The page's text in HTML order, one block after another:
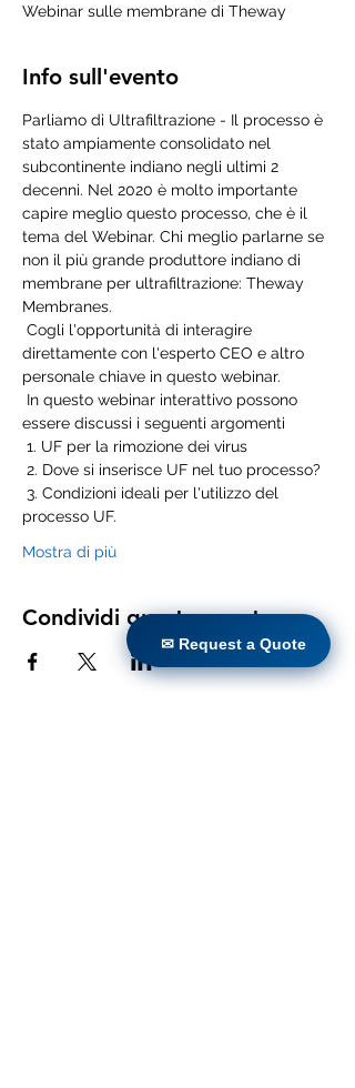
Webinar sulle membrane di Theway
Info sull'evento
Parliamo di Ultrafiltrazione - Il processo è
stato ampiamente consolidato nel
subcontinente indiano negli ultimi 2
decenni. Nel 2020 è molto importante
capire meglio questo processo, che è il
tema del Webinar. Chi meglio parlarne se
non il più grande produttore indiano di
membrane per ultrafiltrazione: Theway
Membranes.
direttamente con l'esperto CEO e altro
personale chiave in questo webinar.
essere discussi i seguenti argomenti
1. UF per la rimozione dei virus
2. Dove si inserisce UF nel tuo processo?
processo UF.
Mostra di più
Condividi questo evento
✉ Request a Quote
✉ Request a Quote